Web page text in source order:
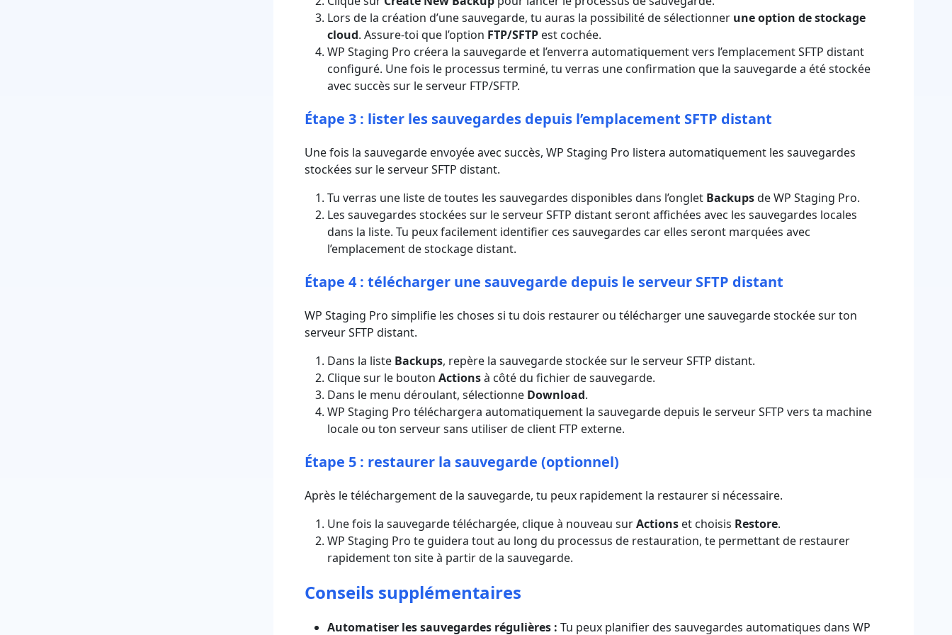
Lors de la création d’une sauvegarde, tu auras la possibilité de sélectionner une option de stockage
cloud. Assure-toi que l’option FTP/SFTP est cochée.
WP Staging Pro créera la sauvegarde et l’enverra automatiquement vers l’emplacement SFTP distant
configuré. Une fois le processus terminé, tu verras une confirmation que la sauvegarde a été stockée
avec succès sur le serveur FTP/SFTP.
Étape 3 : lister les sauvegardes depuis l’emplacement SFTP distant
Une fois la sauvegarde envoyée avec succès, WP Staging Pro listera automatiquement les sauvegardes
stockées sur le serveur SFTP distant.
Tu verras une liste de toutes les sauvegardes disponibles dans l’onglet Backupsde WP Staging Pro.
Les sauvegardes stockées sur le serveur SFTP distant seront affichées avec les sauvegardes locales
dans la liste. Tu peux facilement identifier ces sauvegardes car elles seront marquées avec
l’emplacement de stockage distant.
Étape 4 : télécharger une sauvegarde depuis le serveur SFTP distant
WP Staging Pro simplifie les choses si tu dois restaurer ou télécharger une sauvegarde stockée sur ton
serveur SFTP distant.
Dans la liste Backups, repère la sauvegarde stockée sur le serveur SFTP distant.
Clique sur le boutonActionsà côté du fichier de sauvegarde.
Dans le menu déroulant, sélectionne Download.
WP Staging Pro téléchargera automatiquement la sauvegarde depuis le serveur SFTP vers ta machine
locale ou ton serveur sans utiliser de client FTP externe.
Étape 5 : restaurer la sauvegarde (optionnel)
Après le téléchargement de la sauvegarde, tu peux rapidement la restaurer si nécessaire.
Une fois la sauvegarde téléchargée, clique à nouveau surActions et choisis Restore.
WP Staging Pro te guidera tout au long du processus de restauration, te permettant de restaurer
rapidement ton site à partir de la sauvegarde.
Conseils supplémentaires
Automatiser les sauvegardes régulières : Tu peux planifier des sauvegardes automatiques dans WP